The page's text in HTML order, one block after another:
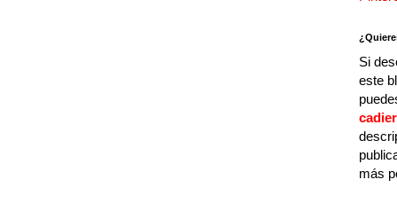
Si
este
más